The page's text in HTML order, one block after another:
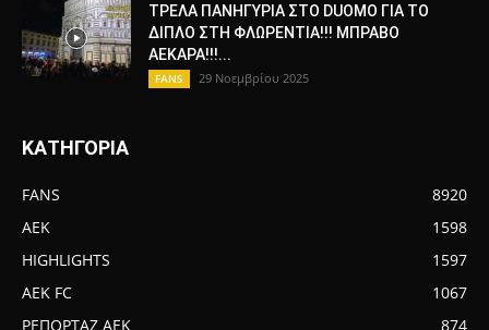
ΤΡΕΛΑ ΠΑΝΗΓΥΡΙΑ ΣΤΟ DUOMO ΓΙΑ TO
ΔΙΠΛΟ ΣΤΗ ΦΛΩΡΕΝΤΙΑ!!! ΜΠΡΑΒΟ
ΑΕΚΑΡΑ!!!...
FANS 29 Νοεμβρίου 2025
ΚΑΤΗΓΟΡΙΑ
FANS
8920
AEK
1598
HIGHLIGHTS
1597
AEK FC
1067
ΡΕΠΟΡΤΑΖ ΑΕΚ
874